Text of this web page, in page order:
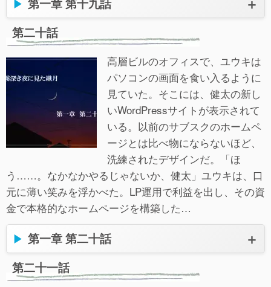
第二十話
高層ビルのオフィスで、ユウキは
パソコンの画面を食い入るように
見ていた。そこには、健太の新し
いWordPressサイトが表示されて
いる。以前のサブスクのホームペ
ージとは比べ物にならないほど、
洗練されたデザインだ。「ほ
う……。なかなかやるじゃないか、健太」ユウキは、口
元に薄い笑みを浮かべた。LP運用で利益を出し、その資
金で本格的なホームページを構築した…
第一章 第二十話
第二十一話